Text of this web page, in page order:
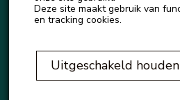
Deze site maakt gebruik van
en tracking cookies.
Uitgeschakeld houden